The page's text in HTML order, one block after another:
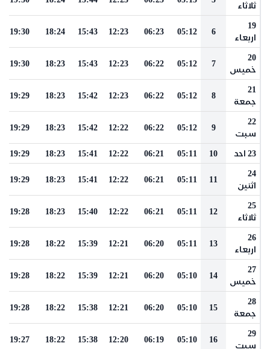
ثلاثاء
19
اربعاء
6
05:12
06:23
12:23
15:43
18:24
19:30
20
خميس
7
05:12
06:22
12:23
15:43
18:23
19:30
21
جمعة
8
05:12
06:22
12:23
15:42
18:23
19:29
22
سبت
9
05:12
06:22
12:22
15:42
18:23
19:29
23 احد 10
05:11
06:21
12:22
15:41
18:23
19:29
24
اثنين
11
05:11
06:21
12:22
15:41
18:23
19:29
25
ثلاثاء
12
05:11
06:21
12:22
15:40
18:23
19:28
26
اربعاء
13
05:11
06:20
12:21
15:39
18:22
19:28
27
خميس
14
05:10
06:20
12:21
15:39
18:22
19:28
28
جمعة
15
05:10
06:20
12:21
15:38
18:22
19:28
29
سبت
16
05:10
06:19
12:20
15:38
18:22
19:27